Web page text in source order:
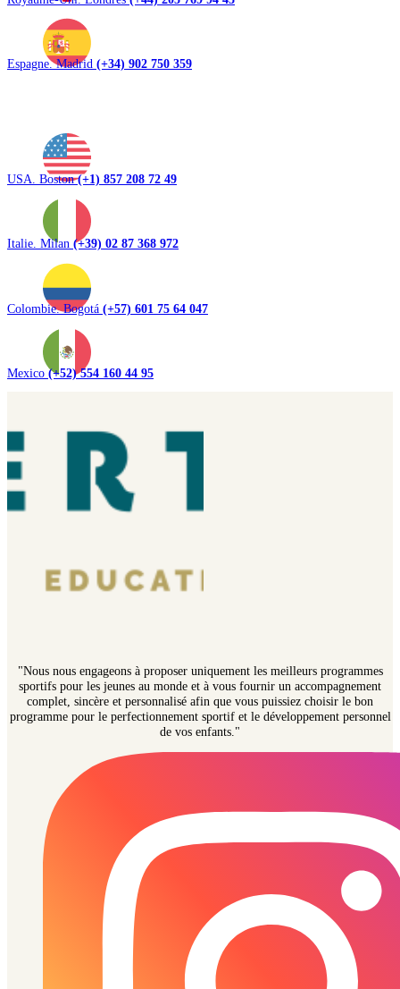
Espagne. Madrid (+34) 902 750 359
USA. Boston(+1) 857 208 72 49
Italie. Milan (+39) 02 87 368 972
Colombie. Bogotá (+57) 601 75 64 047
Mexico (+52) 554 160 44 95
"Nous nous engageons à proposer uniquement les meilleurs programmes
sportifs pour les jeunes au monde et à vous fournir un accompagnement
complet, sincère et personnalisé afin que vous puissiez choisir le bon
programme pour le perfectionnement sportif et le développement personnel
de vos enfants."